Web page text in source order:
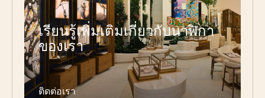
เรียนรู้เพิ่มเติมเกี่ยวกับนาฬิกา
ของเรา
ติดต่อเรา